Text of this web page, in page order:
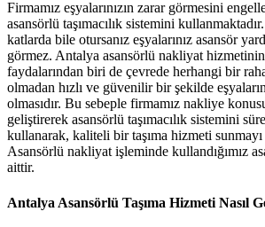
Firmamız eşyalarınızın zarar görmesini
asansörlü taşımacılık sistemini
katlarda bile otursanız eşyalarınız asansör
görmez. Antalya asansörlü nakliyat
faydalarından biri de çevrede herhangi bir
olmadan hızlı ve güvenilir bir şekilde eşyaların
olmasıdır. Bu sebeple firmamız nakliye
geliştirerek asansörlü taşımacılık sistemini
kullanarak, kaliteli bir taşıma hizmeti sunmayı
Asansörlü nakliyat işleminde kullandığımız
aittir.
Antalya Asansörlü Taşıma Hizmeti Nasıl